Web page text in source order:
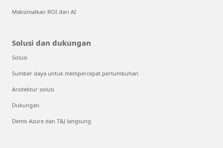
Maksimalkan ROI dari AI
Solusi dan dukungan
Solusi
Sumber daya untuk mempercepat pertumbuhan
Arsitektur solusi
Dukungan
Demo Azure dan T&J langsung